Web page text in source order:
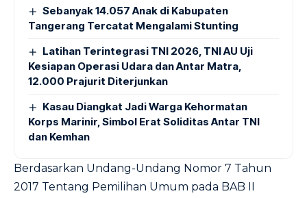
Sebanyak 14.057 Anak di Kabupaten
Tangerang Tercatat Mengalami Stunting
Latihan Terintegrasi TNI 2026, TNI AU Uji
Kesiapan Operasi Udara dan Antar Matra,
12.000 Prajurit Diterjunkan
Kasau Diangkat Jadi Warga Kehormatan
Korps Marinir, Simbol Erat Soliditas Antar TNI
dan Kemhan
Berdasarkan Undang-Undang Nomor 7 Tahun
2017 Tentang Pemilihan Umum pada BAB II